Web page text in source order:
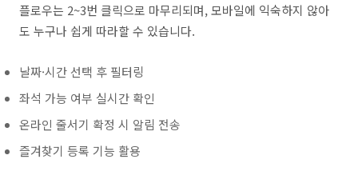
플로우는 2~3번 클릭으로 마무리되며, 모바일에 익숙하지 않아
도 누구나 쉽게 따라할 수 있습니다.
날짜·시간 선택 후 필터링
좌석 가능 여부 실시간 확인
온라인 줄서기 확정 시 알림 전송
즐겨찾기 등록 기능 활용